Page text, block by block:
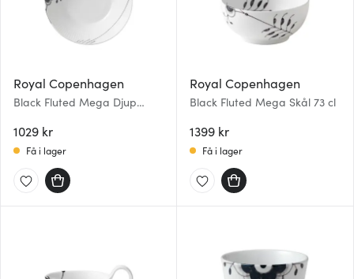
Royal Copenhagen
Black Fluted Mega Djup
1029 kr
Få i lager
Royal Copenhagen
Black Fluted Mega Skål 73 cl
1399 kr
Få i lager